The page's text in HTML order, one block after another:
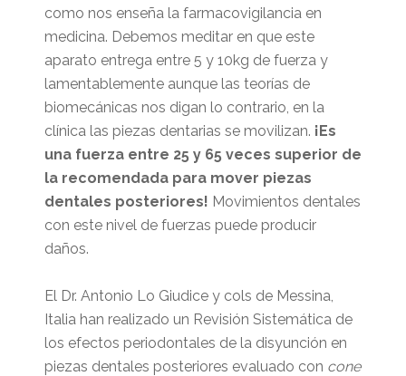
como nos enseña la farmacovigilancia en
medicina. Debemos meditar en que este
aparato entrega entre 5 y 10kg de fuerza y
lamentablemente aunque las teorías de
biomecánicas nos digan lo contrario, en la
clínica las piezas dentarias se movilizan. ¡Es
una fuerza entre 25 y 65 veces superior de
la recomendada para mover piezas
dentales posteriores! Movimientos dentales
con este nivel de fuerzas puede producir
daños.
El Dr. Antonio Lo Giudice y cols de Messina,
Italia han realizado un Revisión Sistemática de
los efectos periodontales de la disyunción en
piezas dentales posteriores evaluado con cone